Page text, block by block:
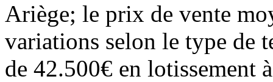
Ariège; le prix de vente
variations selon le type de
de 42.500€ en lotissement